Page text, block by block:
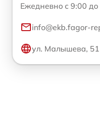
Ежедневно с 9:00
info@ekb.fagor-
ул. Малышева, 51